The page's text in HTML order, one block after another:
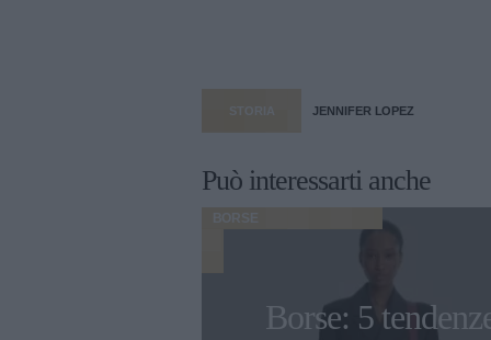
STORIA JENNIFER LOPEZ
Può interessarti anche
BORSE
Borse: 5